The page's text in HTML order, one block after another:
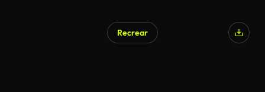
Recrear